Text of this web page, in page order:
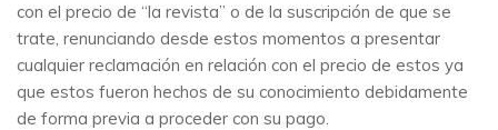
con el precio de “la revista” o de la suscripción de que se
trate, renunciando desde estos momentos a presentar
cualquier reclamación en relación con el precio de estos ya
que estos fueron hechos de su conocimiento debidamente
de forma previa a proceder con su pago.